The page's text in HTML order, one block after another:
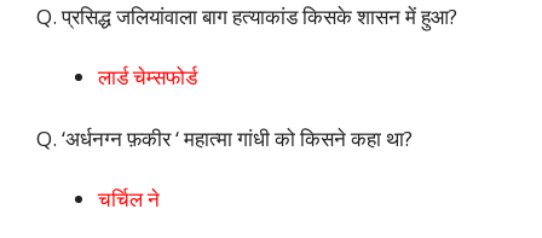
Q. प्रसिद्ध जलियांवाला बाग हत्याकांड किसके शासन में हुआ?
लार्ड चेम्सफोर्ड
Q. ‘अर्धनग्न फ़कीर ‘ महात्मा गांधी को किसने कहा था?
चर्चिल ने